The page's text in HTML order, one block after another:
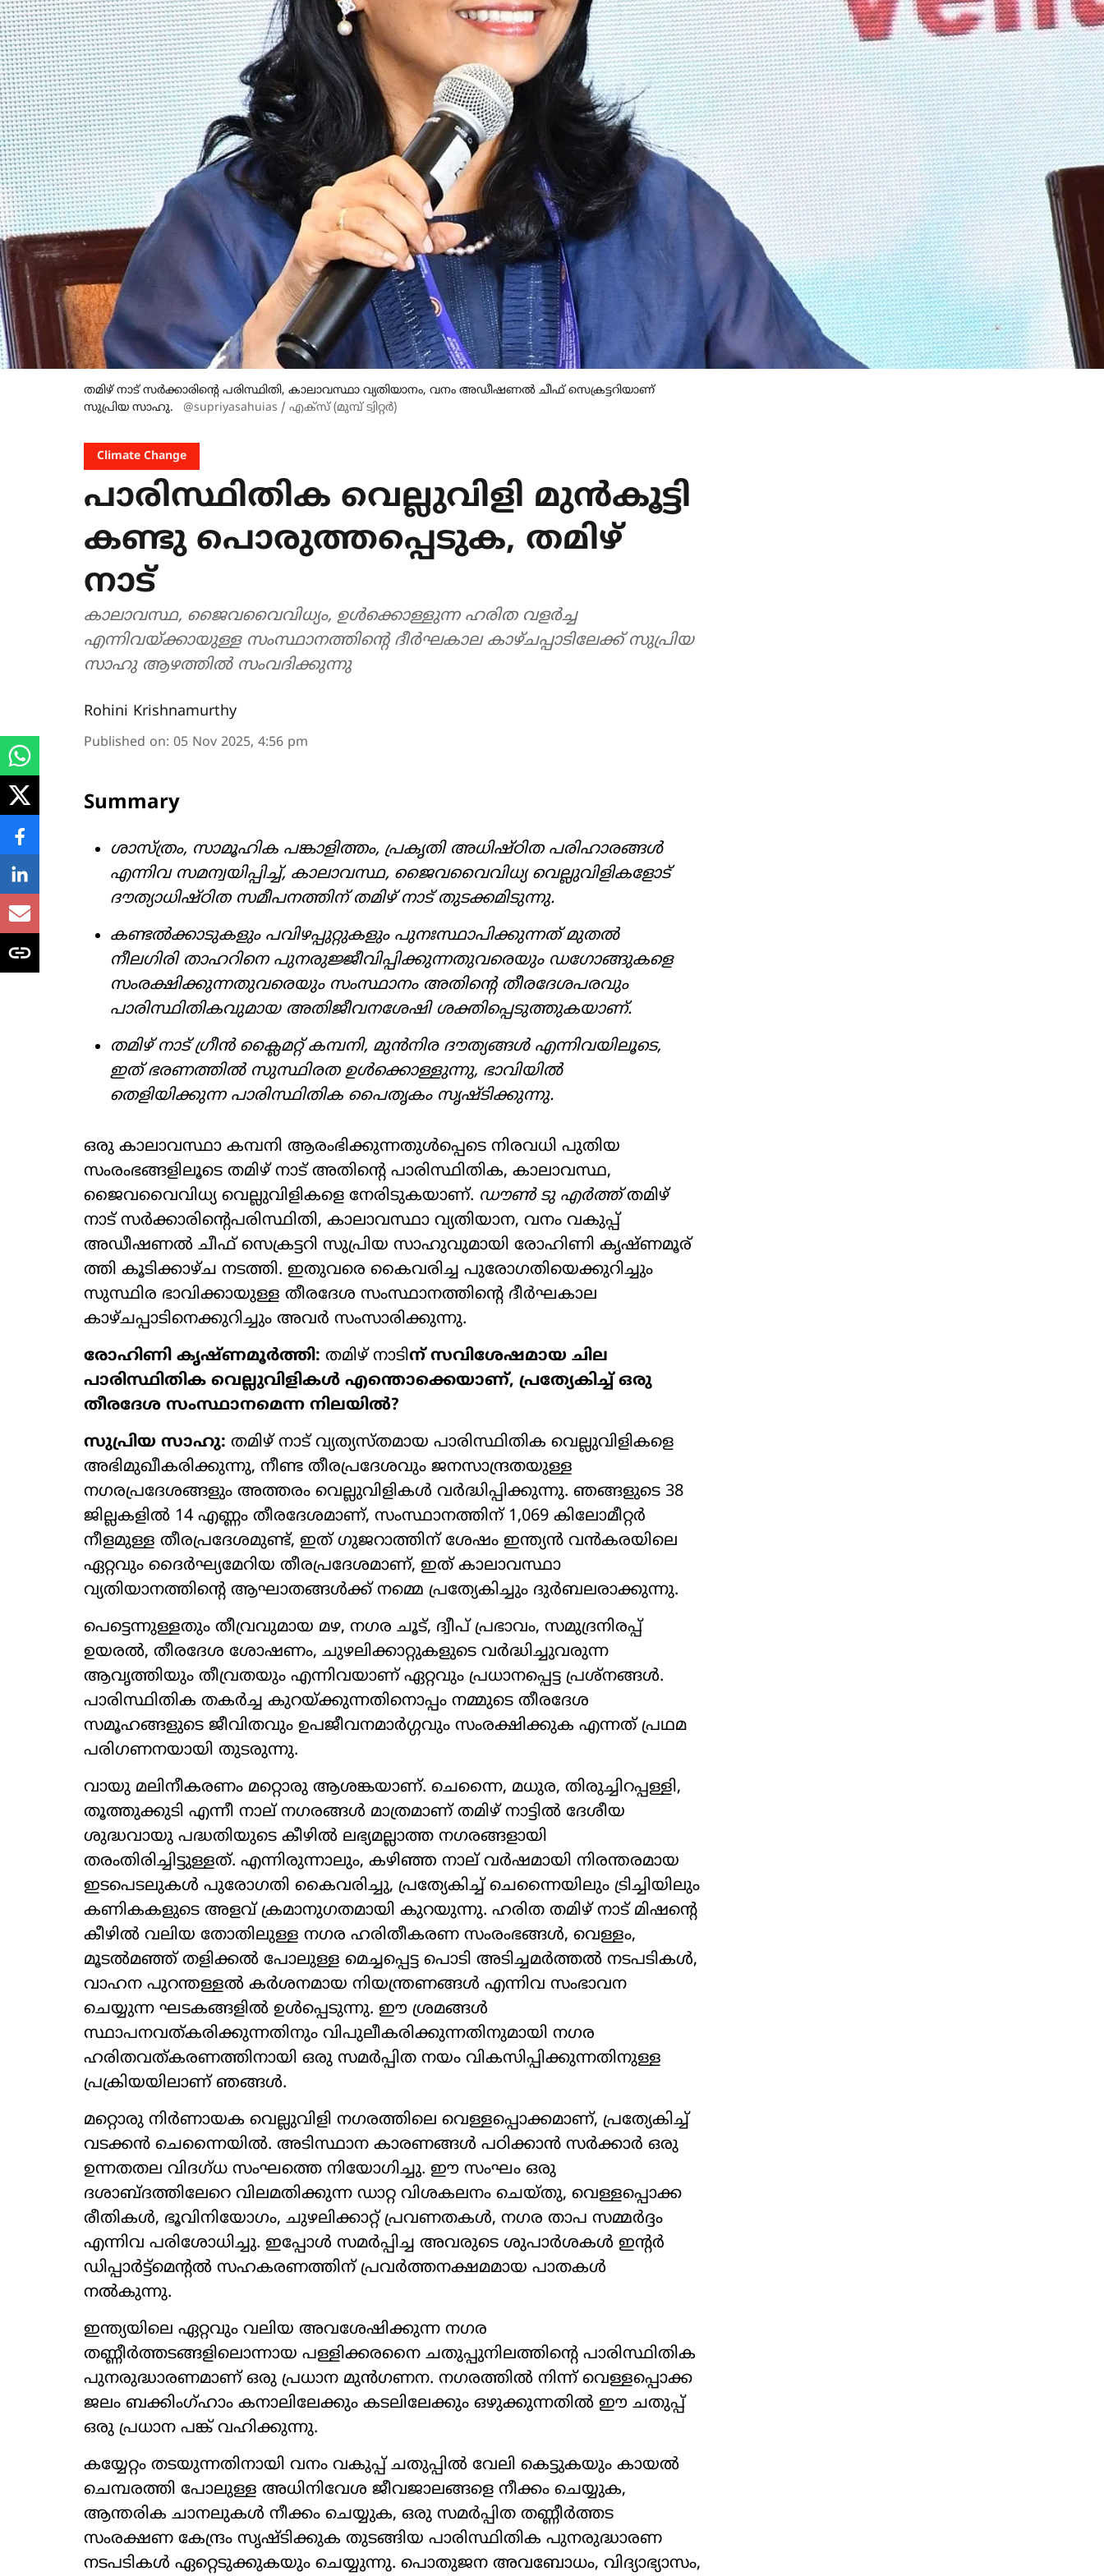
തമിഴ് നാട് സർക്കാരിന്റെ പരിസ്ഥിതി, കാലാവസ്ഥാ വ്യതിയാനം, വനം അഡീഷണൽ ചീഫ് സെക്രട്ടറിയാണ്
സുപ്രിയ സാഹു.
@supriyasahuias / എക്സ് (മുമ്പ് ട്വിറ്റർ)
Climate Change
പാരിസ്ഥിതിക വെല്ലുവിളി മുൻകൂട്ടി
കണ്ടു പൊരുത്തപ്പെടുക, തമിഴ്
നാട്
കാലാവസ്ഥ, ജൈവവൈവിധ്യം, ഉൾക്കൊള്ളുന്ന ഹരിത വളർച്ച
എന്നിവയ്ക്കായുള്ള സംസ്ഥാനത്തിന്റെ ദീർഘകാല കാഴ്ചപ്പാടിലേക്ക് സുപ്രിയ
സാഹു ആഴത്തിൽ സംവദിക്കുന്നു
Rohini Krishnamurthy
Published on: 05 Nov 2025, 4:56 pm
Summary
ശാസ്ത്രം, സാമൂഹിക പങ്കാളിത്തം, പ്രകൃതി അധിഷ്ഠിത പരിഹാരങ്ങൾ
എന്നിവ സമന്വയിപ്പിച്ച്, കാലാവസ്ഥ, ജൈവവൈവിധ്യ വെല്ലുവിളികളോട്
ദൗത്യാധിഷ്ഠിത സമീപനത്തിന് തമിഴ് നാട് തുടക്കമിടുന്നു.
കണ്ടൽക്കാടുകളും പവിഴപ്പുറ്റുകളും പുനഃസ്ഥാപിക്കുന്നത് മുതൽ
നീലഗിരി താഹറിനെ പുനരുജ്ജീവിപ്പിക്കുന്നതുവരെയും ഡഗോങ്ങുകളെ
സംരക്ഷിക്കുന്നതുവരെയും സംസ്ഥാനം അതിന്റെ തീരദേശപരവും
പാരിസ്ഥിതികവുമായ അതിജീവനശേഷി ശക്തിപ്പെടുത്തുകയാണ്.
തമിഴ് നാട് ഗ്രീൻ ക്ലൈമറ്റ് കമ്പനി, മുൻനിര ദൗത്യങ്ങൾ എന്നിവയിലൂടെ,
ഇത് ഭരണത്തിൽ സുസ്ഥിരത ഉൾക്കൊള്ളുന്നു, ഭാവിയിൽ
തെളിയിക്കുന്ന പാരിസ്ഥിതിക പൈതൃകം സൃഷ്ടിക്കുന്നു.
ഒരു കാലാവസ്ഥാ കമ്പനി ആരംഭിക്കുന്നതുൾപ്പെടെ നിരവധി പുതിയ
സംരംഭങ്ങളിലൂടെ തമിഴ് നാട് അതിന്റെ പാരിസ്ഥിതിക, കാലാവസ്ഥ,
ജൈവവൈവിധ്യ വെല്ലുവിളികളെ നേരിടുകയാണ്. ഡൗൺ ടു എർത്ത്തമിഴ്
നാട് സർക്കാരിന്റെപരിസ്ഥിതി, കാലാവസ്ഥാ വ്യതിയാന, വനം വകുപ്പ്
അഡീഷണൽ ചീഫ് സെക്രട്ടറി സുപ്രിയ സാഹുവുമായി രോഹിണി കൃഷ്ണമൂര്
ത്തി കൂടിക്കാഴ്ച നടത്തി. ഇതുവരെ കൈവരിച്ച പുരോഗതിയെക്കുറിച്ചും
സുസ്ഥിര ഭാവിക്കായുള്ള തീരദേശ സംസ്ഥാനത്തിന്റെ ദീർഘകാല
കാഴ്ചപ്പാടിനെക്കുറിച്ചും അവർ സംസാരിക്കുന്നു.
രോഹിണി കൃഷ്ണമൂർത്തി: തമിഴ് നാടിന് സവിശേഷമായ ചില
പാരിസ്ഥിതിക വെല്ലുവിളികൾ എന്തൊക്കെയാണ്, പ്രത്യേകിച്ച് ഒരു
തീരദേശ സംസ്ഥാനമെന്ന നിലയിൽ?
സുപ്രിയ സാഹു: തമിഴ് നാട് വ്യത്യസ്തമായ പാരിസ്ഥിതിക വെല്ലുവിളികളെ
അഭിമുഖീകരിക്കുന്നു, നീണ്ട തീരപ്രദേശവും ജനസാന്ദ്രതയുള്ള
നഗരപ്രദേശങ്ങളും അത്തരം വെല്ലുവിളികൾ വർദ്ധിപ്പിക്കുന്നു. ഞങ്ങളുടെ 38
ജില്ലകളിൽ 14 എണ്ണം തീരദേശമാണ്, സംസ്ഥാനത്തിന് 1,069 കിലോമീറ്റർ
നീളമുള്ള തീരപ്രദേശമുണ്ട്, ഇത് ഗുജറാത്തിന് ശേഷം ഇന്ത്യൻ വൻകരയിലെ
ഏറ്റവും ദൈർഘ്യമേറിയ തീരപ്രദേശമാണ്, ഇത് കാലാവസ്ഥാ
വ്യതിയാനത്തിന്റെ ആഘാതങ്ങൾക്ക് നമ്മെ പ്രത്യേകിച്ചും ദുർബലരാക്കുന്നു.
പെട്ടെന്നുള്ളതും തീവ്രവുമായ മഴ, നഗര ചൂട്, ദ്വീപ് പ്രഭാവം, സമുദ്രനിരപ്പ്
ഉയരൽ, തീരദേശ ശോഷണം, ചുഴലിക്കാറ്റുകളുടെ വർദ്ധിച്ചുവരുന്ന
ആവൃത്തിയും തീവ്രതയും എന്നിവയാണ് ഏറ്റവും പ്രധാനപ്പെട്ട പ്രശ്നങ്ങൾ.
പാരിസ്ഥിതിക തകർച്ച കുറയ്ക്കുന്നതിനൊപ്പം നമ്മുടെ തീരദേശ
സമൂഹങ്ങളുടെ ജീവിതവും ഉപജീവനമാർഗ്ഗവും സംരക്ഷിക്കുക എന്നത് പ്രഥമ
പരിഗണനയായി തുടരുന്നു.
വായു മലിനീകരണം മറ്റൊരു ആശങ്കയാണ്. ചെന്നൈ, മധുര, തിരുച്ചിറപ്പള്ളി,
തൂത്തുക്കുടി എന്നീ നാല് നഗരങ്ങൾ മാത്രമാണ് തമിഴ് നാട്ടിൽ ദേശീയ
ശുദ്ധവായു പദ്ധതിയുടെ കീഴിൽ ലഭ്യമല്ലാത്ത നഗരങ്ങളായി
തരംതിരിച്ചിട്ടുള്ളത്. എന്നിരുന്നാലും, കഴിഞ്ഞ നാല് വർഷമായി നിരന്തരമായ
ഇടപെടലുകൾ പുരോഗതി കൈവരിച്ചു, പ്രത്യേകിച്ച് ചെന്നൈയിലും ട്രിച്ചിയിലും
കണികകളുടെ അളവ് ക്രമാനുഗതമായി കുറയുന്നു. ഹരിത തമിഴ് നാട് മിഷന്റെ
കീഴിൽ വലിയ തോതിലുള്ള നഗര ഹരിതീകരണ സംരംഭങ്ങൾ, വെള്ളം,
മൂടൽമഞ്ഞ് തളിക്കൽ പോലുള്ള മെച്ചപ്പെട്ട പൊടി അടിച്ചമർത്തൽ നടപടികൾ,
വാഹന പുറന്തള്ളൽ കർശനമായ നിയന്ത്രണങ്ങൾ എന്നിവ സംഭാവന
ചെയ്യുന്ന ഘടകങ്ങളിൽ ഉൾപ്പെടുന്നു. ഈ ശ്രമങ്ങൾ
സ്ഥാപനവത്കരിക്കുന്നതിനും വിപുലീകരിക്കുന്നതിനുമായി നഗര
ഹരിതവത്കരണത്തിനായി ഒരു സമർപ്പിത നയം വികസിപ്പിക്കുന്നതിനുള്ള
പ്രക്രിയയിലാണ് ഞങ്ങൾ.
മറ്റൊരു നിർണായക വെല്ലുവിളി നഗരത്തിലെ വെള്ളപ്പൊക്കമാണ്, പ്രത്യേകിച്ച്
വടക്കൻ ചെന്നൈയിൽ. അടിസ്ഥാന കാരണങ്ങൾ പഠിക്കാൻ സർക്കാർ ഒരു
ഉന്നതതല വിദഗ്ധ സംഘത്തെ നിയോഗിച്ചു. ഈ സംഘം ഒരു
ദശാബ്ദത്തിലേറെ വിലമതിക്കുന്ന ഡാറ്റ വിശകലനം ചെയ്തു, വെള്ളപ്പൊക്ക
രീതികൾ, ഭൂവിനിയോഗം, ചുഴലിക്കാറ്റ് പ്രവണതകൾ, നഗര താപ സമ്മർദ്ദം
എന്നിവ പരിശോധിച്ചു. ഇപ്പോൾ സമർപ്പിച്ച അവരുടെ ശുപാർശകൾ ഇന്റർ
ഡിപ്പാർട്ട്മെന്റൽ സഹകരണത്തിന് പ്രവർത്തനക്ഷമമായ പാതകൾ
നൽകുന്നു.
ഇന്ത്യയിലെ ഏറ്റവും വലിയ അവശേഷിക്കുന്ന നഗര
തണ്ണീർത്തടങ്ങളിലൊന്നായ പള്ളിക്കരനൈ ചതുപ്പുനിലത്തിന്റെ പാരിസ്ഥിതിക
പുനരുദ്ധാരണമാണ് ഒരു പ്രധാന മുൻഗണന. നഗരത്തിൽ നിന്ന് വെള്ളപ്പൊക്ക
ജലം ബക്കിംഗ്ഹാം കനാലിലേക്കും കടലിലേക്കും ഒഴുക്കുന്നതിൽ ഈ ചതുപ്പ്
ഒരു പ്രധാന പങ്ക് വഹിക്കുന്നു.
കയ്യേറ്റം തടയുന്നതിനായി വനം വകുപ്പ് ചതുപ്പിൽ വേലി കെട്ടുകയും കായൽ
ചെമ്പരത്തി പോലുള്ള അധിനിവേശ ജീവജാലങ്ങളെ നീക്കം ചെയ്യുക,
ആന്തരിക ചാനലുകൾ നീക്കം ചെയ്യുക, ഒരു സമർപ്പിത തണ്ണീർത്തട
സംരക്ഷണ കേന്ദ്രം സൃഷ്ടിക്കുക തുടങ്ങിയ പാരിസ്ഥിതിക പുനരുദ്ധാരണ
നടപടികൾ ഏറ്റെടുക്കുകയും ചെയ്യുന്നു. പൊതുജന അവബോധം, വിദ്യാഭ്യാസം,